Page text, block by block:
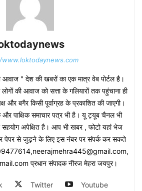
" देश की खबरों का एक मात्र वेब पोर्टल है।
की आवाज को सत्ता के गलियारों तक पहुंचाना ही
और बगैर किसी पूर्वाग्रह के प्रकाशित की जाएगी।
पाक्षिक समाचार पत्र भी है। यू ट्यूब चैनल भी
अपेक्षित है। आप भी खबर , फोटो यहां भेज
से जुड़ने के लिए इस नंबर पर संपर्क कर सकते
प्रधान संपादक नीरज मेहरा जयपुर।
Twitter Youtube